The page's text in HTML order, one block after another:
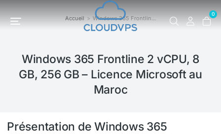
0
Vous êtes ici : Accueil Windows 365 Frontlin…
Windows 365 Frontline 2 vCPU, 8
GB, 256 GB – Licence Microsoft au
Maroc
Présentation de Windows 365